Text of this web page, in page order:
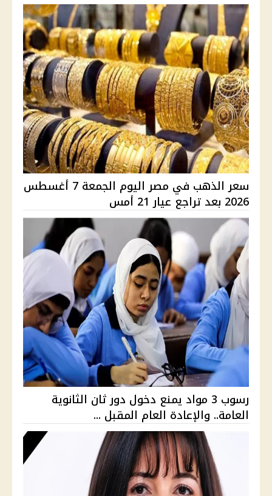
سعر الذهب في مصر اليوم الجمعة 7 أغسطس
2026 بعد تراجع عيار 21 أمس
رسوب 3 مواد يمنع دخول دور ثان الثانوية
العامة.. والإعادة العام المقبل ...